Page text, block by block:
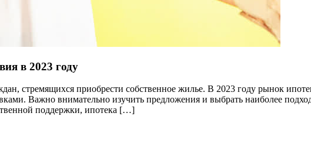
в 2023 году
стремящихся приобрести собственное жилье. В 2023 году рынок
Важно внимательно изучить предложения и выбрать наиболее
поддержки, ипотека […]